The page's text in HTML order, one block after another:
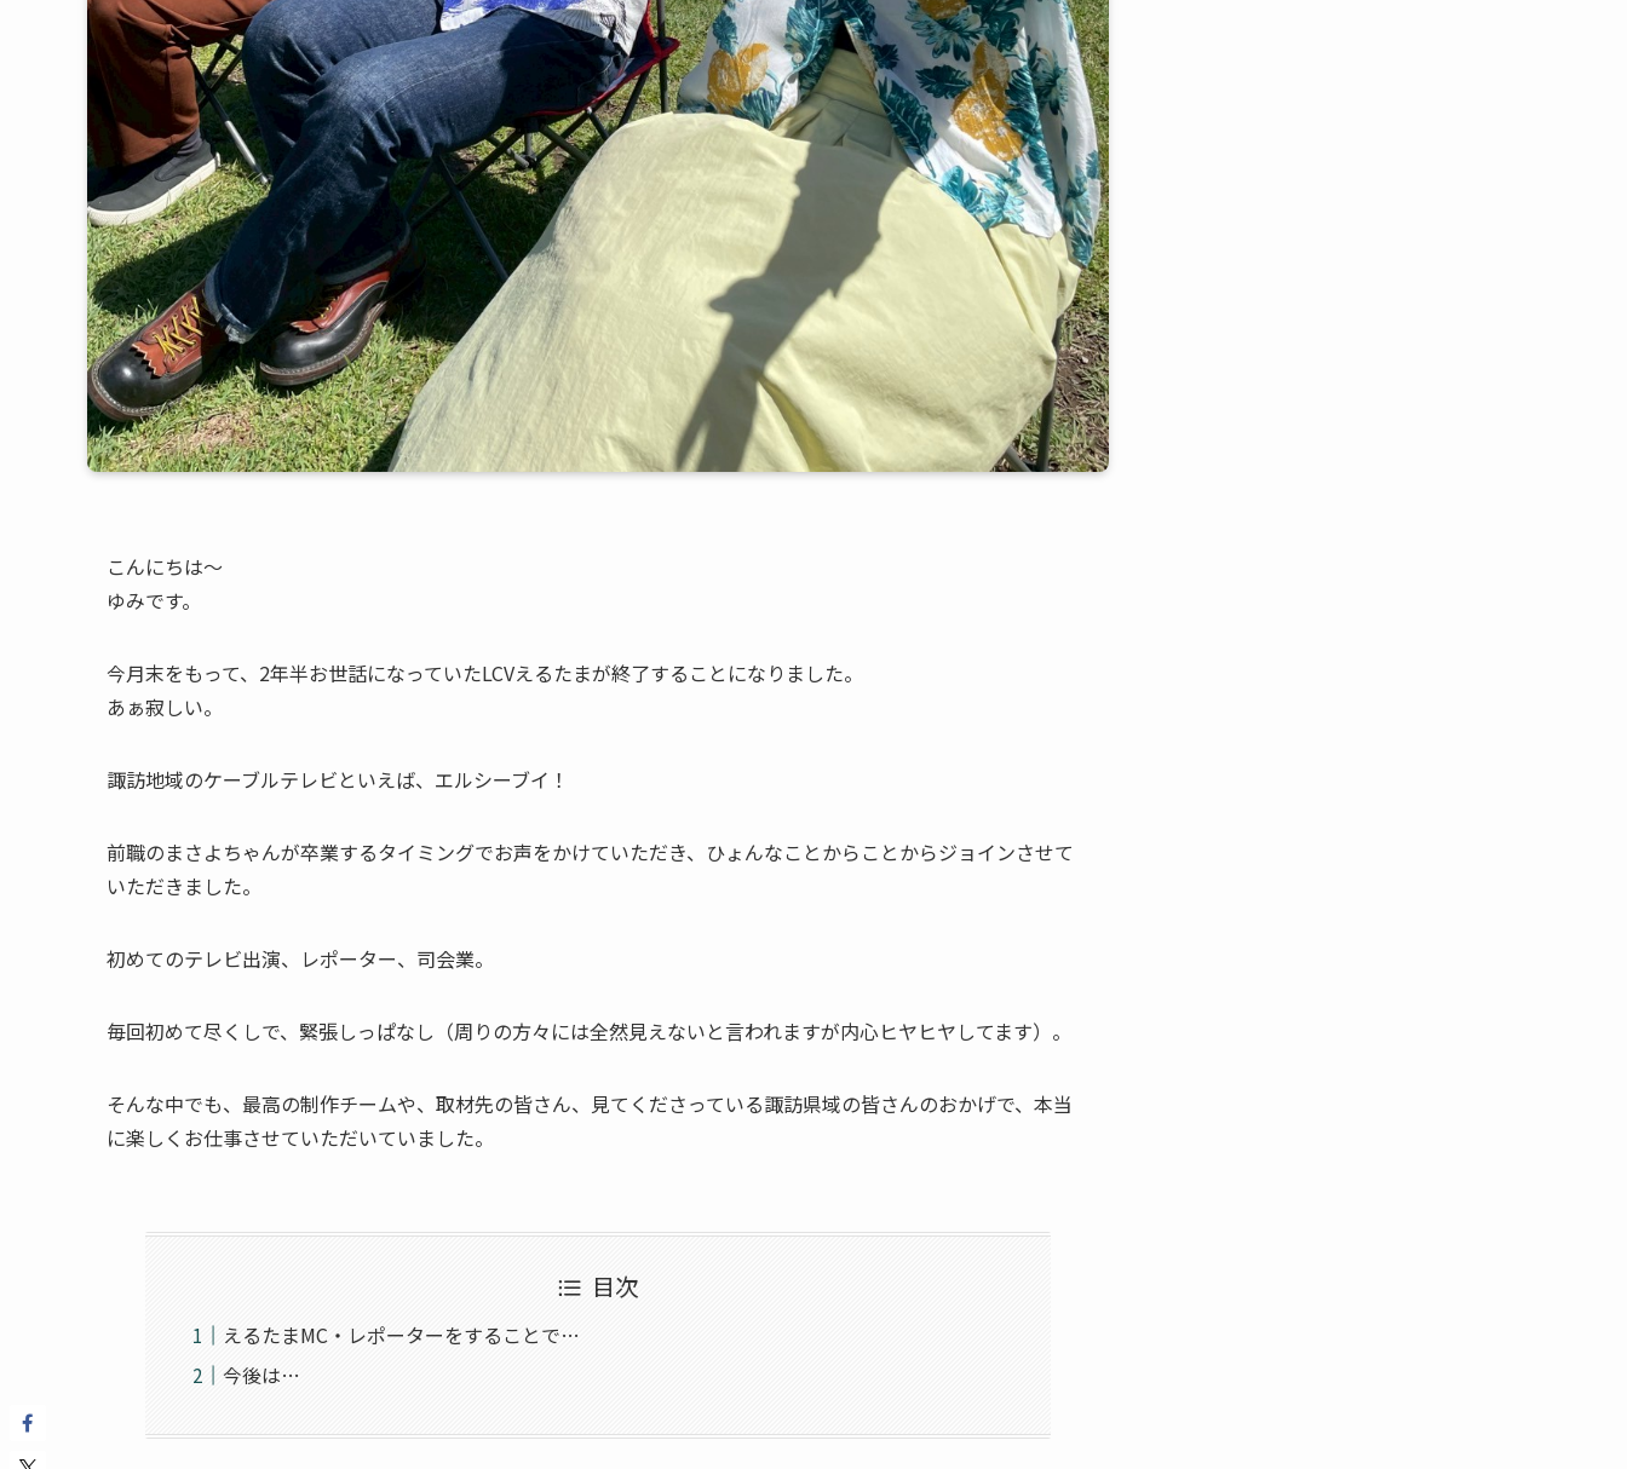
こんにちは〜
ゆみです。
今月末をもって、2年半お世話になっていたLCVえるたまが終了することになりました。
あぁ寂しい。
諏訪地域のケーブルテレビといえば、エルシーブイ！
前職のまさよちゃんが卒業するタイミングでお声をかけていただき、ひょんなことからことからジョインさせて
いただきました。
初めてのテレビ出演、レポーター、司会業。
毎回初めて尽くしで、緊張しっぱなし（周りの方々には全然見えないと言われますが内心ヒヤヒヤしてます）。
そんな中でも、最高の制作チームや、取材先の皆さん、見てくださっている諏訪県域の皆さんのおかげで、本当
に楽しくお仕事させていただいていました。
目次
えるたまMC・レポーターをすることで…
今後は…